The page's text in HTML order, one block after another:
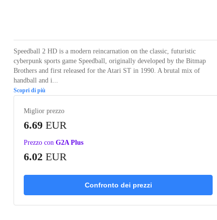
Speedball 2 HD is a modern reincarnation on the classic, futuristic
cyberpunk sports game Speedball, originally developed by the Bitmap
Brothers and first released for the Atari ST in 1990. A brutal mix of
handball and i...
Scopri di più
Miglior prezzo
6.69 EUR
Prezzo con G2A Plus
6.02 EUR
Confronto dei prezzi